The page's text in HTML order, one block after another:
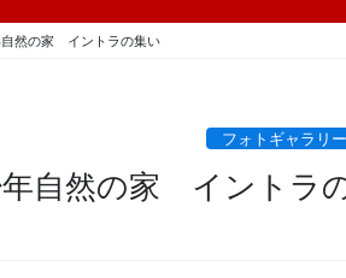
自然の家 イントラの集い
フォトギャラリー
年自然の家 イントラ